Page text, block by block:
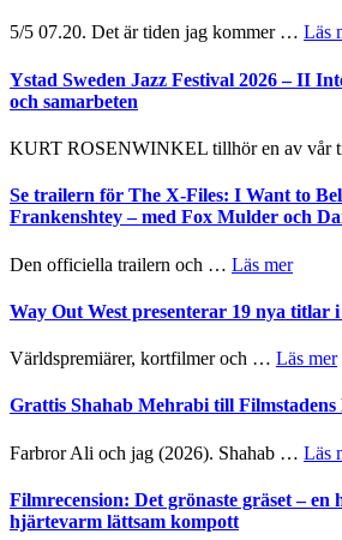
5/5 07.20. Det är tiden jag kommer … Läs
Ystad Sweden Jazz Festival 2026 – II
och samarbeten
KURT ROSENWINKEL tillhör en av vår
Se trailern för The X-Files: I Want to
Frankenshtey – med Fox Mulder och
Den officiella trailern och … Läs merom
trailern
The
X-
I
to
–
Way Out West presenterar 19 nya titlar
Världspremiärer, kortfilmer och … Läs mer
Grattis Shahab Mehrabi till
Farbror Ali och jag (2026). Shahab … Läs
Filmrecension: Det grönaste gräset – en
hjärtevarm lättsam kompott